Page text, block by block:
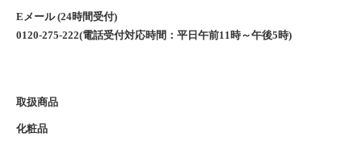
Eメール (24時間受付)
0120-275-222(電話受付対応時間：平日午前11時～午後5時)
取扱商品
化粧品